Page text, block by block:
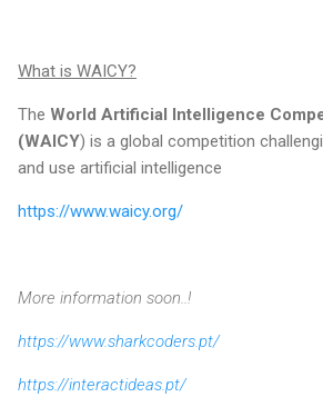
What is WAICY?
The World Artificial Intelligence
(WAICY) is a global competition
and use artificial intelligence
https://www.waicy.org/
More information soon..!
https://www.sharkcoders.pt/
https://interactideas.pt/